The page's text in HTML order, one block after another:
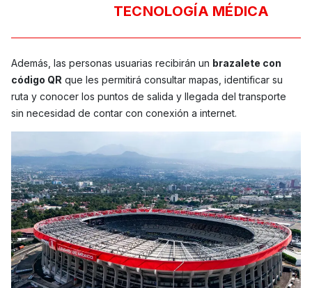
TECNOLOGÍA MÉDICA
Además, las personas usuarias recibirán un brazalete con
código QR que les permitirá consultar mapas, identificar su
ruta y conocer los puntos de salida y llegada del transporte
sin necesidad de contar con conexión a internet.